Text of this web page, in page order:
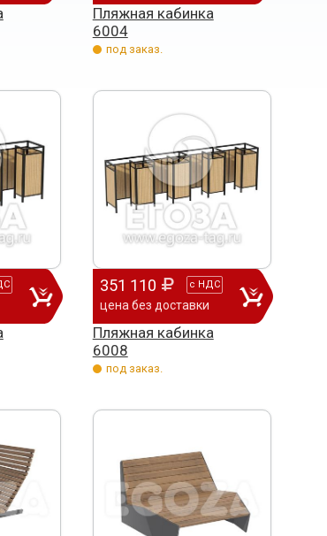
Пляжная кабинка
6004
под заказ.
351 110 с НДС
цена без доставки
Пляжная кабинка
6008
под заказ.